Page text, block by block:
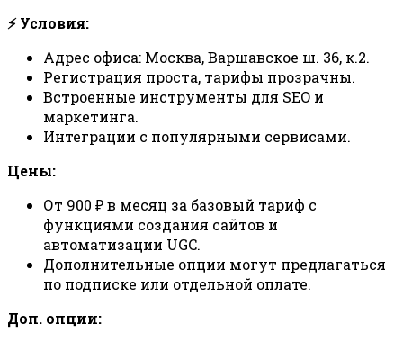
⚡ Условия:
Адрес офиса: Москва, Варшавское ш. 36, к.2.
Регистрация проста, тарифы прозрачны.
Встроенные инструменты для SEO и
маркетинга.
Интеграции с популярными сервисами.
Цены:
От 900 ₽ в месяц за базовый тариф с
функциями создания сайтов и
автоматизации UGC.
Дополнительные опции могут предлагаться
по подписке или отдельной оплате.
Доп. опции: